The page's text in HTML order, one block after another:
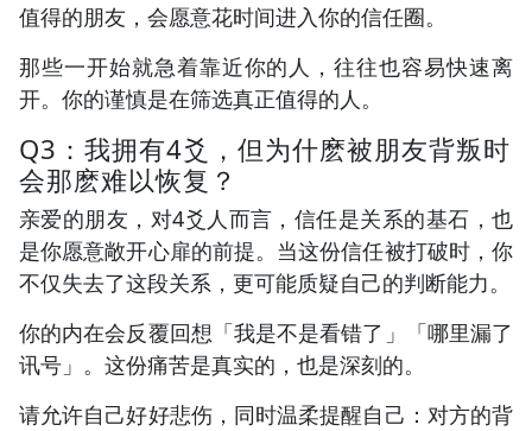
值得的朋友，会愿意花时间进入你的信任圈。
那些一开始就急着靠近你的人，往往也容易快速离
开。你的谨慎是在筛选真正值得的人。
Q3：我拥有4爻，但为什麽被朋友背叛时
会那麽难以恢复？
亲爱的朋友，对4爻人而言，信任是关系的基石，也
是你愿意敞开心扉的前提。当这份信任被打破时，你
不仅失去了这段关系，更可能质疑自己的判断能力。
你的内在会反覆回想「我是不是看错了」「哪里漏了
讯号」。这份痛苦是真实的，也是深刻的。
请允许自己好好悲伤，同时温柔提醒自己：对方的背